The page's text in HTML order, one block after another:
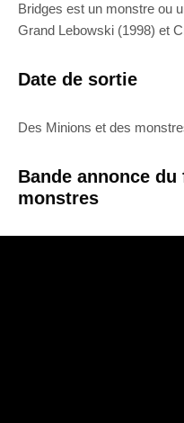
Bridges est un monstre ou
Grand Lebowski (1998) et
Date de sortie
Des Minions et des
Bande annonce
monstres